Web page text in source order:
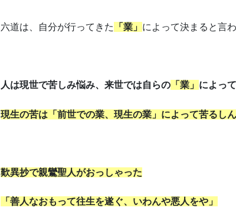
六道は、自分が行ってきた 「業」 によって決まると言
人は現世で苦しみ悩み、来世では自らの 「業」 によっ
現生の苦は「前世での業、現生の業」によって苦るし
歎異抄で親鸞聖人がおっしゃった
「善人なおもって往生を遂ぐ、いわんや悪人をや」